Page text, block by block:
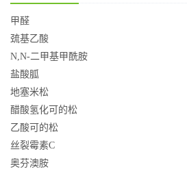
甲醛
巯基乙酸
N,N-二甲基甲酰胺
盐酸胍
地塞米松
醋酸氢化可的松
乙酸可的松
丝裂霉素C
奥芬澳胺